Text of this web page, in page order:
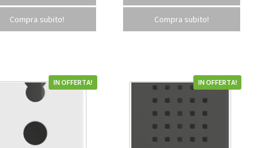
Compra subito! Compra subito!
IN OFFERTA! IN OFFERTA!